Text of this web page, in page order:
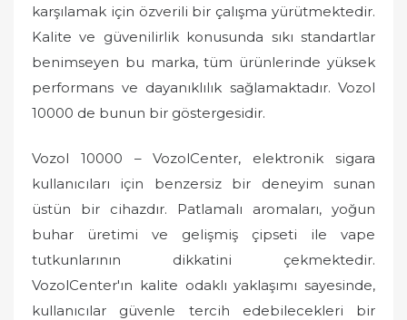
karşılamak için özverili bir çalışma yürütmektedir.
Kalite ve güvenilirlik konusunda sıkı standartlar
benimseyen bu marka, tüm ürünlerinde yüksek
performans ve dayanıklılık sağlamaktadır. Vozol
10000 de bunun bir göstergesidir.
Vozol 10000 – VozolCenter, elektronik sigara
kullanıcıları için benzersiz bir deneyim sunan
üstün bir cihazdır. Patlamalı aromaları, yoğun
buhar üretimi ve gelişmiş çipseti ile vape
tutkunlarının dikkatini çekmektedir.
VozolCenter'ın kalite odaklı yaklaşımı sayesinde,
kullanıcılar güvenle tercih edebilecekleri bir